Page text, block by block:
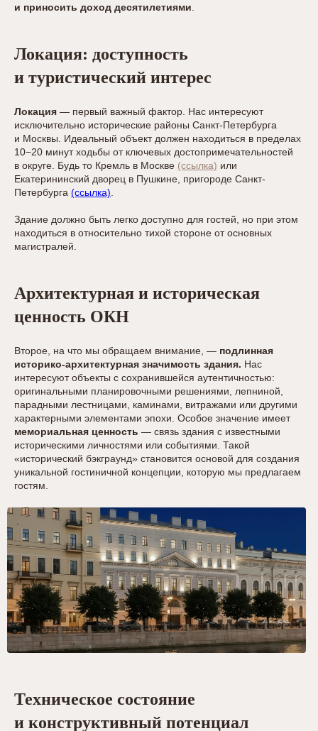
и приносить доход десятилетиями
Локация: доступность
и туристический интерес
Локация — первый важный фактор. Нас интересуют
исключительно исторические районы Санкт-Петербурга
и Москвы. Идеальный объект должен находиться в пределах
10−20 минут ходьбы от ключевых достопримечательностей
в округе. Будь то Кремль в Москве (ссылка) или
Екатерининский дворец в Пушкине, пригороде Санкт-
Петербурга (ссылка)
Здание должно быть легко доступно для гостей, но при этом
находиться в относительно тихой стороне от основных
магистралей.
Архитектурная и историческая
ценность ОКН
Второе, на что мы обращаем внимание, — подлинная
историко-архитектурная значимость здания. Нас
интересуют объекты с сохранившейся аутентичностью:
оригинальными планировочными решениями, лепниной,
парадными лестницами, каминами, витражами или другими
характерными элементами эпохи. Особое значение имеет
мемориальная ценность — связь здания с известными
историческими личностями или событиями. Такой
«исторический бэкграунд» становится основой для создания
уникальной гостиничной концепции, которую мы предлагаем
гостям.
Техническое состояние
и конструктивный потенциал